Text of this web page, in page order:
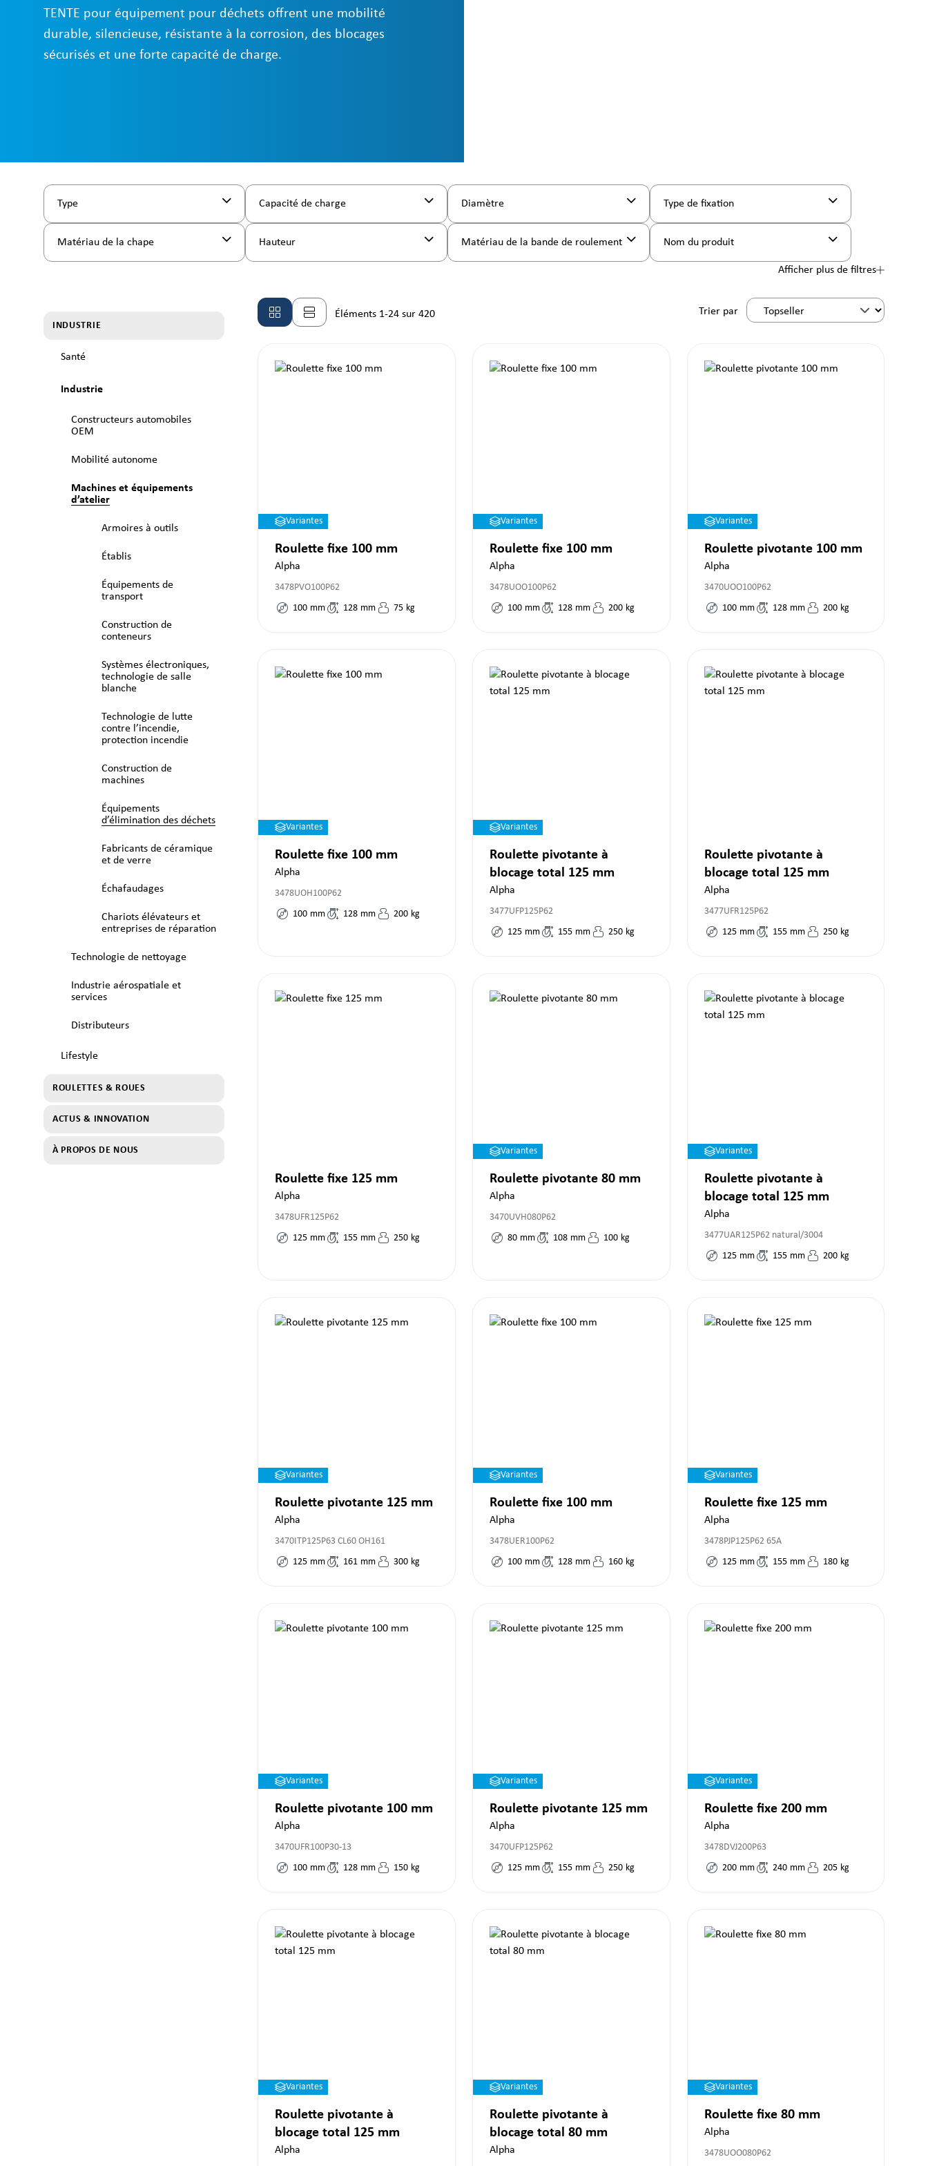
TENTE pour équipement pour déchets offrent une mobilité
durable, silencieuse, résistante à la corrosion, des blocages
sécurisés et une forte capacité de charge.
Type Capacité de charge Diamètre Type de fixation
Matériau de la chape Hauteur Matériau de la bande de roulement Nom du produit
Afficher plus de filtres
INDUSTRIE
Santé
Industrie
Constructeurs automobiles
OEM
Mobilité autonome
Machines et équipements
d’atelier
Armoires à outils
Établis
Équipements de
transport
Construction de
conteneurs
Systèmes électroniques,
technologie de salle
blanche
Technologie de lutte
contre l’incendie,
protection incendie
Construction de
machines
Équipements
d’élimination des déchets
Fabricants de céramique
et de verre
Échafaudages
Chariots élévateurs et
entreprises de réparation
Technologie de nettoyage
Industrie aérospatiale et
services
Distributeurs
Lifestyle
ROULETTES & ROUES
ACTUS & INNOVATION
À PROPOS DE NOUS
Éléments 1-24 sur 420 Trier par
Variantes
Roulette fixe 100 mm
Alpha
3478PVO100P62
100 mm 128 mm 75 kg
Variantes
Roulette fixe 100 mm
Alpha
3478UOO100P62
100 mm 128 mm 200 kg
Variantes
Roulette pivotante 100 mm
Alpha
3470UOO100P62
100 mm 128 mm 200 kg
Variantes
Roulette fixe 100 mm
Alpha
3478UOH100P62
100 mm 128 mm 200 kg
Variantes
Roulette pivotante à
blocage total 125 mm
Alpha
3477UFP125P62
125 mm 155 mm 250 kg
Roulette pivotante à
blocage total 125 mm
Alpha
3477UFR125P62
125 mm 155 mm 250 kg
Roulette fixe 125 mm
Alpha
3478UFR125P62
125 mm 155 mm 250 kg
Variantes
Roulette pivotante 80 mm
Alpha
3470UVH080P62
80 mm 108 mm 100 kg
Variantes
Roulette pivotante à
blocage total 125 mm
Alpha
3477UAR125P62 natural/3004
125 mm 155 mm 200 kg
Variantes
Roulette pivotante 125 mm
Alpha
3470ITP125P63 CL60 OH161
125 mm 161 mm 300 kg
Variantes
Roulette fixe 100 mm
Alpha
3478UER100P62
100 mm 128 mm 160 kg
Variantes
Roulette fixe 125 mm
Alpha
3478PJP125P62 65A
125 mm 155 mm 180 kg
Variantes
Roulette pivotante 100 mm
Alpha
3470UFR100P30-13
100 mm 128 mm 150 kg
Variantes
Roulette pivotante 125 mm
Alpha
3470UFP125P62
125 mm 155 mm 250 kg
Variantes
Roulette fixe 200 mm
Alpha
3478DVJ200P63
200 mm 240 mm 205 kg
Variantes
Roulette pivotante à
blocage total 125 mm
Alpha
Variantes
Roulette pivotante à
blocage total 80 mm
Alpha
Variantes
Roulette fixe 80 mm
Alpha
3478UOO080P62